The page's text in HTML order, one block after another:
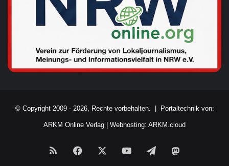
© Copyright 2009 - 2026, Rechte vorbehalten. | Portaltechnik von:
ARKM Online Verlag Webhosting: ARKM.cloud
RSS Facebook YouTubeTelegram